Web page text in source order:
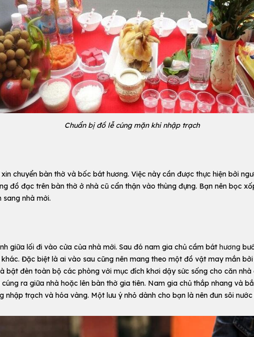
Chuẩn bị đồ lễ cúng mặn khi nhập trạch
chuyển bàn thờ và bốc bát hương. Việc này cần được thực hiện bởi
đồ đạc trên bàn thờ ở nhà cũ cẩn thận vào thùng đựng. Bạn nên bọc
sang nhà mới.
giữa lối đi vào cửa của nhà mới. Sau đó nam gia chủ cầm bát hương
Đặc biệt là ai vào sau cũng nên mang theo một đồ vật may mắn
bật đèn toàn bộ các phòng với mục đích khơi dậy sức sống cho căn nhà
ra giữa nhà hoặc lên bàn thờ gia tiên. Nam gia chủ thắp nhang và
nhập trạch và hóa vàng. Một lưu ý nhỏ dành cho bạn là nên đun sôi